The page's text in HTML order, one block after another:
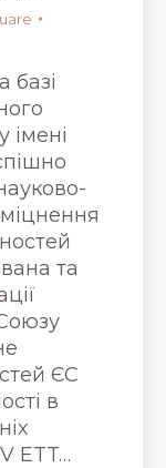
базі
імені
та
ЄС
в
ETT…